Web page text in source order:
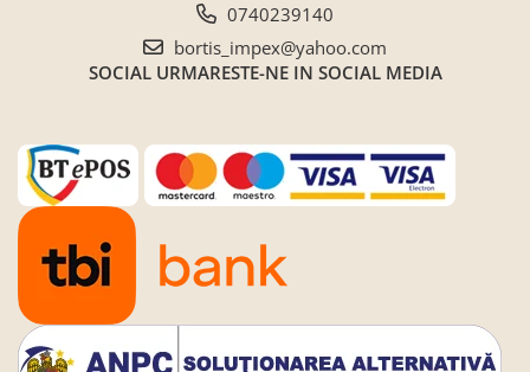
0740239140
bortis_impex@yahoo.com
SOCIAL URMARESTE-NE IN SOCIAL MEDIA